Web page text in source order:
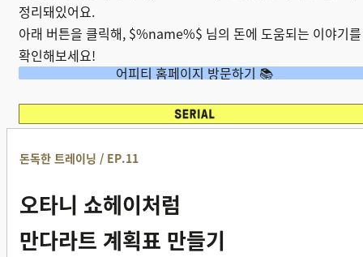
정리돼있어요.
아래 버튼을 클릭해, $%name%$ 님의 돈에 도움되는 이야기를
확인해보세요!
어피티 홈페이지 방문하기 📚
돈독한 트레이닝 / EP.11
오타니 쇼헤이처럼
만다라트 계획표 만들기